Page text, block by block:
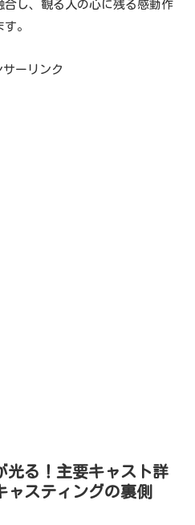
し、観る人の心に残る感動作
。
サーリンク
光る！主要キャスト詳
ャスティングの裏側